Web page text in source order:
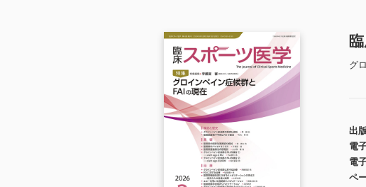
グ
出
電
電
ペ